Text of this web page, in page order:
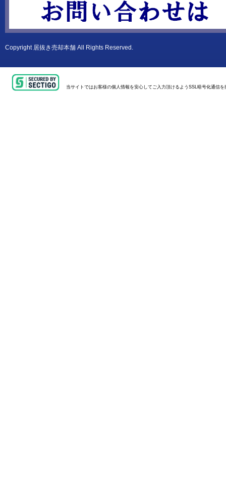
Copyright 居抜き売却本舗 All Rights Reserved.
当サイトではお客様の個人情報を安心してご入力頂けるようSSL暗号化通信